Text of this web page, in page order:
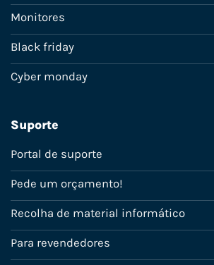
Monitores
Black friday
Cyber monday
Suporte
Portal de suporte
Pede um orçamento!
Recolha de material informático
Para revendedores